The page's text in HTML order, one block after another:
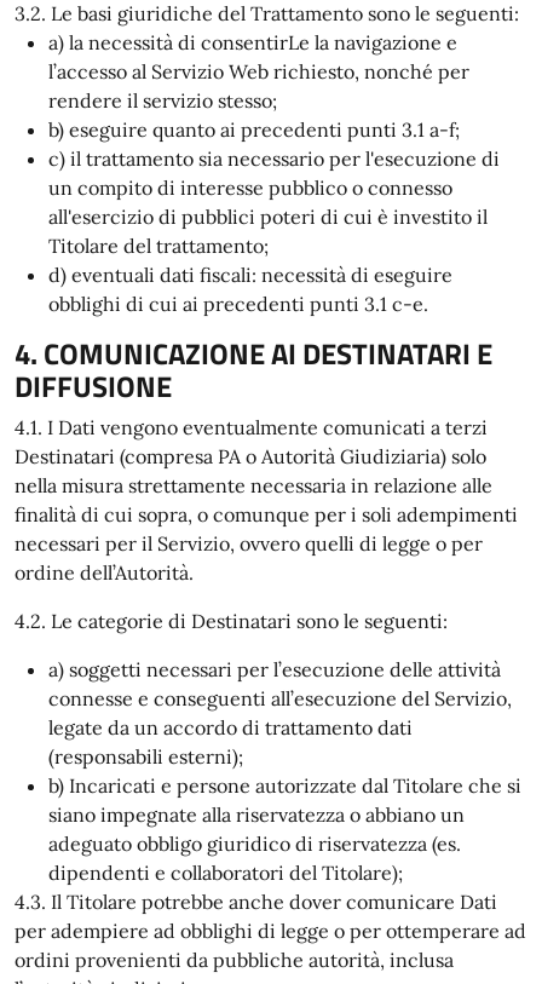
3.2. Le basi giuridiche del Trattamento sono le seguenti:
a) la necessità di consentirLe la navigazione e
l’accesso al Servizio Web richiesto, nonché per
rendere il servizio stesso;
b) eseguire quanto ai precedenti punti 3.1 a-f;
c) il trattamento sia necessario per l'esecuzione di
un compito di interesse pubblico o connesso
all'esercizio di pubblici poteri di cui è investito il
Titolare del trattamento;
d) eventuali dati fiscali: necessità di eseguire
obblighi di cui ai precedenti punti 3.1 c-e.
4. COMUNICAZIONE AI DESTINATARI E
DIFFUSIONE
4.1. I Dati vengono eventualmente comunicati a terzi
Destinatari (compresa PA o Autorità Giudiziaria) solo
nella misura strettamente necessaria in relazione alle
finalità di cui sopra, o comunque per i soli adempimenti
necessari per il Servizio, ovvero quelli di legge o per
ordine dell’Autorità.
4.2. Le categorie di Destinatari sono le seguenti:
a) soggetti necessari per l’esecuzione delle attività
connesse e conseguenti all’esecuzione del Servizio,
legate da un accordo di trattamento dati
(responsabili esterni);
b) Incaricati e persone autorizzate dal Titolare che si
siano impegnate alla riservatezza o abbiano un
adeguato obbligo giuridico di riservatezza (es.
dipendenti e collaboratori del Titolare);
4.3. Il Titolare potrebbe anche dover comunicare Dati
per adempiere ad obblighi di legge o per ottemperare ad
ordini provenienti da pubbliche autorità, inclusa